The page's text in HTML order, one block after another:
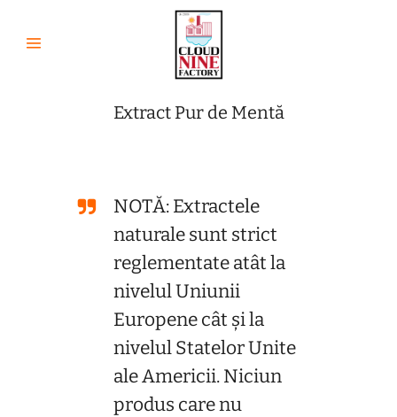
Extract Pur de Mentă
NOTĂ: Extractele
naturale sunt strict
reglementate atât la
nivelul Uniunii
Europene cât și la
nivelul Statelor Unite
ale Americii. Niciun
produs care nu